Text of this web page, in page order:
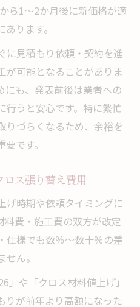
ら1～2か月後に新価格が適
ります。
に見積もり依頼・契約を進
が可能となることがありま
にも、発表前後は業者への
行うと安心です。特に繁忙
りづらくなるため、余裕を
です。
ス張り替え費用
げ時期や依頼タイミングに
料費・施工費の双方が改定
仕様でも数％～数十％の差
ん。
」や「クロス材料値上げ」
りが前年より高額になった